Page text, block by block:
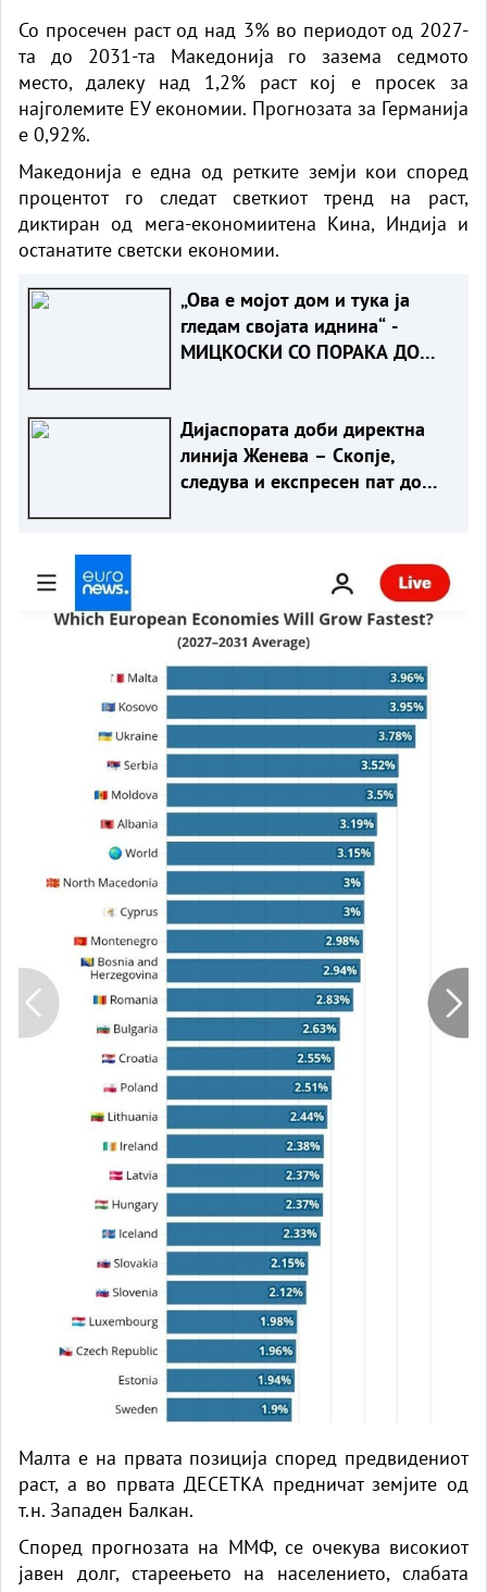
Со просечен раст од над 3% во периодот од 2027-
та до 2031-та Македонија го зазема седмото
место, далеку над 1,2% раст кој е просек за
најголемите ЕУ економии. Прогнозата за Германија
е 0,92%.
Македонија е една од ретките земји кои според
процентот го следат светкиот тренд на раст,
диктиран од мега-економиитена Кина, Индија и
останатите светски економии.
„Ова е мојот дом и тука ја
гледам својата иднина“ -
МИЦКОСКИ СО ПОРАКА ДО
Дијаспората доби директна
линија Женева – Скопје,
следува и експресен пат до
Малта е на првата позиција според предвидениот
раст, а во првата ДЕСЕТКА предничат земјите од
т.н. Западен Балкан.
Според прогнозата на ММФ, се очекува високиот
јавен долг, стареењето на населението, слабата